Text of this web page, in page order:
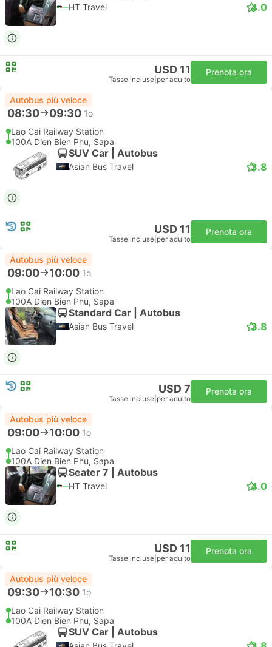
HT Travel 4.0
USD 11
Tasse incluse per adulto
Prenota ora
Autobus più veloce
08:30 09:30 1o
Lao Cai Railway Station
100A Dien Bien Phu, Sapa
SUV Car | Autobus
Asian Bus Travel 3.8
USD 11
Tasse incluse per adulto
Prenota ora
Autobus più veloce
09:00 10:00 1o
Lao Cai Railway Station
100A Dien Bien Phu, Sapa
Standard Car | Autobus
Asian Bus Travel 3.8
USD 7
Tasse incluse per adulto
Prenota ora
Autobus più veloce
09:00 10:00 1o
Lao Cai Railway Station
100A Dien Bien Phu, Sapa
Seater 7 | Autobus
HT Travel 4.0
USD 11
Tasse incluse per adulto
Prenota ora
Autobus più veloce
09:30 10:30 1o
Lao Cai Railway Station
100A Dien Bien Phu, Sapa
SUV Car | Autobus